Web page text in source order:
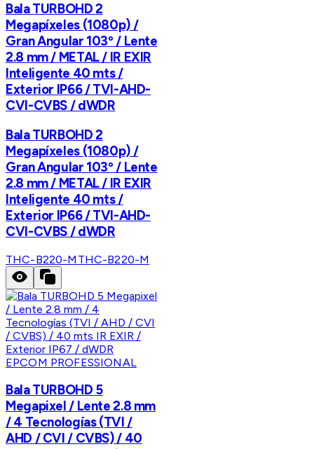
Bala TURBOHD 2
Megapíxeles (1080p) /
Gran Angular 103º / Lente
2.8 mm / METAL / IR EXIR
Inteligente 40 mts /
Exterior IP66 / TVI-AHD-
CVI-CVBS / dWDR
Bala TURBOHD 2
Megapíxeles (1080p) /
Gran Angular 103º / Lente
2.8 mm / METAL / IR EXIR
Inteligente 40 mts /
Exterior IP66 / TVI-AHD-
CVI-CVBS / dWDR
THC-B220-M THC-B220-M
EPCOM PROFESSIONAL
Bala TURBOHD 5
Megapixel / Lente 2.8 mm
/ 4 Tecnologías (TVI /
AHD / CVI / CVBS) / 40